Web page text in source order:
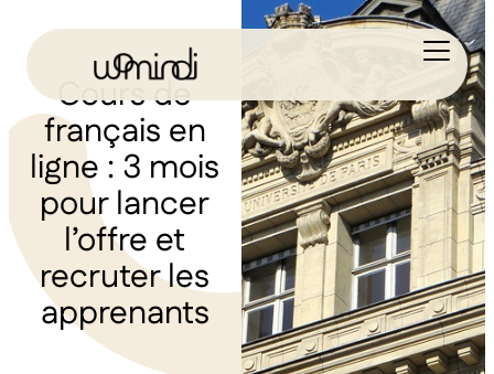
Cours de
français en
ligne : 3 mois
pour lancer
l’offre et
recruter les
apprenants